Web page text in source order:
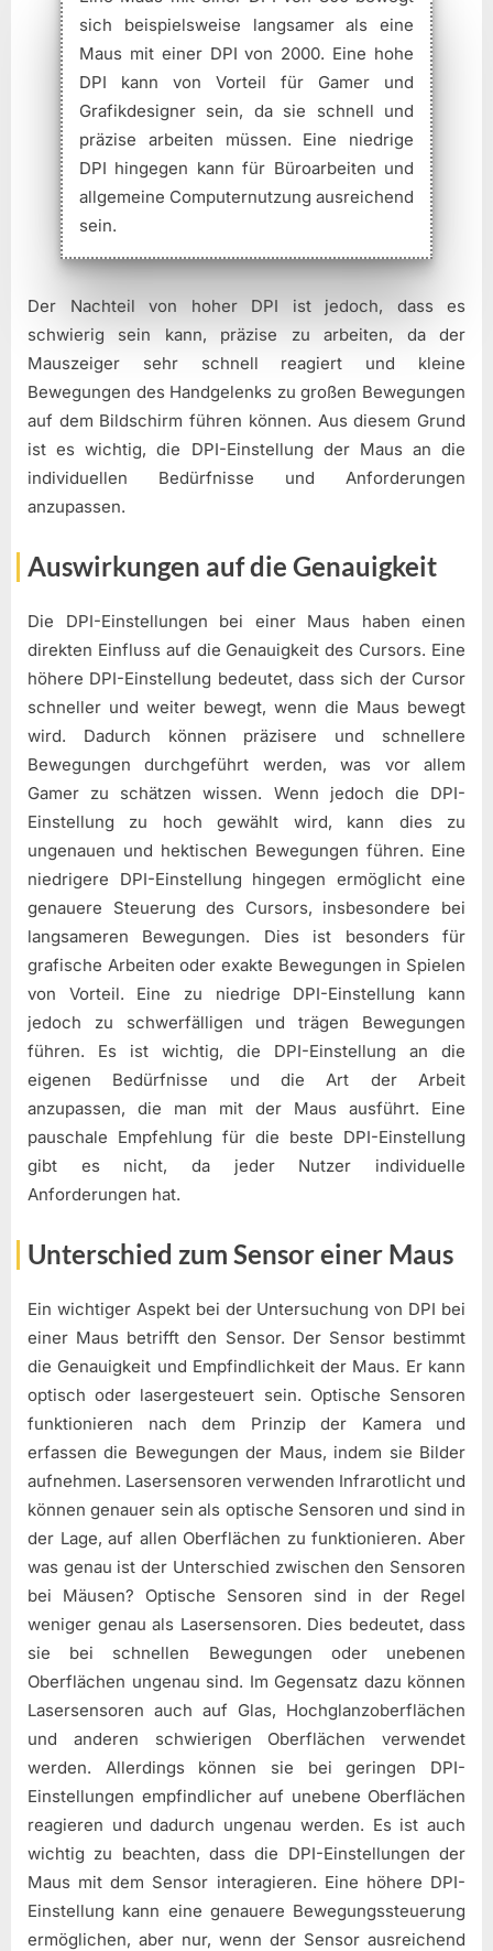
sich beispielsweise langsamer als eine
Maus mit einer DPI von 2000. Eine hohe
DPI kann von Vorteil für Gamer und
Grafikdesigner sein, da sie schnell und
präzise arbeiten müssen. Eine niedrige
DPI hingegen kann für Büroarbeiten und
allgemeine Computernutzung ausreichend
sein.
Der Nachteil von hoher DPI ist jedoch, dass es
schwierig sein kann, präzise zu arbeiten, da der
Mauszeiger sehr schnell reagiert und kleine
Bewegungen des Handgelenks zu großen Bewegungen
auf dem Bildschirm führen können. Aus diesem Grund
ist es wichtig, die DPI-Einstellung der Maus an die
individuellen Bedürfnisse und Anforderungen
anzupassen.
Auswirkungen auf die Genauigkeit
Die DPI-Einstellungen bei einer Maus haben einen
direkten Einfluss auf die Genauigkeit des Cursors. Eine
höhere DPI-Einstellung bedeutet, dass sich der Cursor
schneller und weiter bewegt, wenn die Maus bewegt
wird. Dadurch können präzisere und schnellere
Bewegungen durchgeführt werden, was vor allem
Gamer zu schätzen wissen. Wenn jedoch die DPI-
Einstellung zu hoch gewählt wird, kann dies zu
ungenauen und hektischen Bewegungen führen. Eine
niedrigere DPI-Einstellung hingegen ermöglicht eine
genauere Steuerung des Cursors, insbesondere bei
langsameren Bewegungen. Dies ist besonders für
grafische Arbeiten oder exakte Bewegungen in Spielen
von Vorteil. Eine zu niedrige DPI-Einstellung kann
jedoch zu schwerfälligen und trägen Bewegungen
führen. Es ist wichtig, die DPI-Einstellung an die
eigenen Bedürfnisse und die Art der Arbeit
anzupassen, die man mit der Maus ausführt. Eine
pauschale Empfehlung für die beste DPI-Einstellung
gibt es nicht, da jeder Nutzer individuelle
Anforderungen hat.
Unterschied zum Sensor einer Maus
Ein wichtiger Aspekt bei der Untersuchung von DPI bei
einer Maus betrifft den Sensor. Der Sensor bestimmt
die Genauigkeit und Empfindlichkeit der Maus. Er kann
optisch oder lasergesteuert sein. Optische Sensoren
funktionieren nach dem Prinzip der Kamera und
erfassen die Bewegungen der Maus, indem sie Bilder
aufnehmen. Lasersensoren verwenden Infrarotlicht und
können genauer sein als optische Sensoren und sind in
der Lage, auf allen Oberflächen zu funktionieren. Aber
was genau ist der Unterschied zwischen den Sensoren
bei Mäusen? Optische Sensoren sind in der Regel
weniger genau als Lasersensoren. Dies bedeutet, dass
sie bei schnellen Bewegungen oder unebenen
Oberflächen ungenau sind. Im Gegensatz dazu können
Lasersensoren auch auf Glas, Hochglanzoberflächen
und anderen schwierigen Oberflächen verwendet
werden. Allerdings können sie bei geringen DPI-
Einstellungen empfindlicher auf unebene Oberflächen
reagieren und dadurch ungenau werden. Es ist auch
wichtig zu beachten, dass die DPI-Einstellungen der
Maus mit dem Sensor interagieren. Eine höhere DPI-
Einstellung kann eine genauere Bewegungssteuerung
ermöglichen, aber nur, wenn der Sensor ausreichend